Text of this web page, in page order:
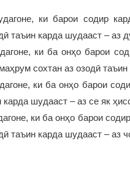
ки барои содир
таъин карда шудааст – аз
ки ба онҳо барои
сохтан аз озодӣ
ки ба онҳо барои
карда шудааст – аз се як
ки ба онҳо барои
таъин карда шудааст – аз